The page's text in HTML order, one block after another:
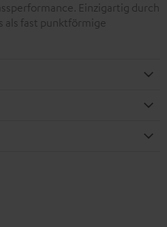
Einzigartig durch
als fast punktförmige